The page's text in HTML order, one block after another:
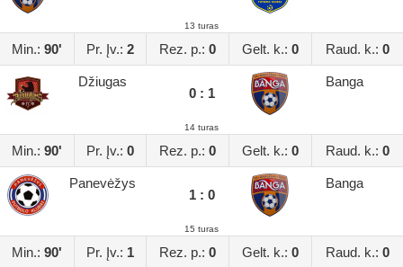
13 turas
Min.: 90' Pr. Įv.: 2 Rez. p.: 0 Gelt. k.: 0 Raud. k.: 0
Džiugas
0 : 1
Banga
14 turas
Min.: 90' Pr. Įv.: 0 Rez. p.: 0 Gelt. k.: 0 Raud. k.: 0
Panevėžys
1 : 0
Banga
15 turas
Min.: 90' Pr. Įv.: 1 Rez. p.: 0 Gelt. k.: 0 Raud. k.: 0